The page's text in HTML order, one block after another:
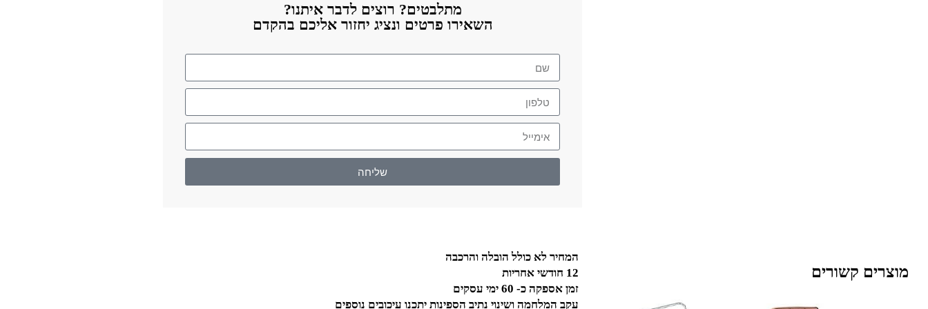
מתלבטים? רוצים לדבר איתנו?
השאירו פרטים ונציג יחזור אליכם בהקדם
שליחה
מוצרים קשורים
המחיר לא כולל הובלה והרכבה
12 חודשי אחריות
זמן אספקה כ- 60 ימי עסקים
עקב המלחמה ושינוי נתיב הספינות יתכנו עיכובים נוספים